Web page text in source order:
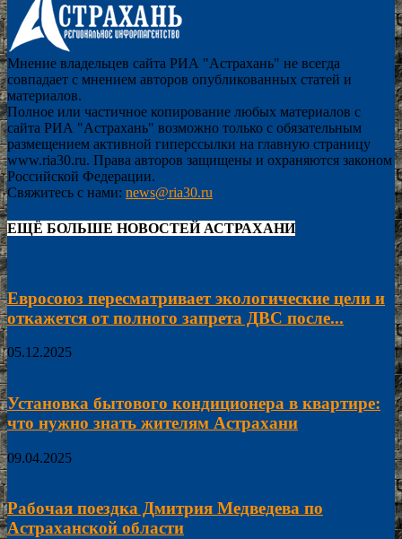
Мнение владельцев сайта РИА "Астрахань" не всегда
совпадает с мнением авторов опубликованных статей и
материалов.
Полное или частичное копирование любых материалов с
сайта РИА "Астрахань" возможно только с обязательным
размещением активной гиперссылки на главную страницу
www.ria30.ru. Права авторов защищены и охраняются законом
Российской Федерации.
Свяжитесь с нами: news@ria30.ru
ЕЩЁ БОЛЬШЕ НОВОСТЕЙ АСТРАХАНИ
Евросоюз пересматривает экологические цели и
откажется от полного запрета ДВС после...
05.12.2025
Установка бытового кондиционера в квартире:
что нужно знать жителям Астрахани
09.04.2025
Рабочая поездка Дмитрия Медведева по
Астраханской области